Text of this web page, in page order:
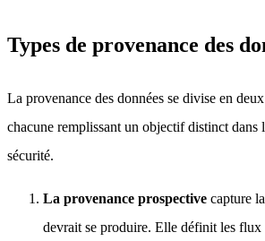
Types de provenance des
La provenance des données se divise en
chacune remplissant un objectif distinct dans
sécurité.
La provenance prospective capture
devrait se produire. Elle définit les flux